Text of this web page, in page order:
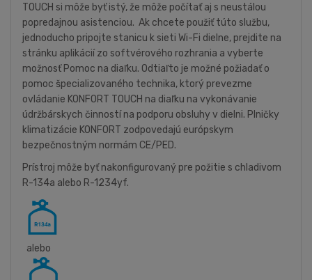
TOUCH si môže byť istý, že môže počítať aj s neustálou
popredajnou asistenciou. Ak chcete použiť túto službu,
jednoducho pripojte stanicu k sieti Wi-Fi dielne, prejdite na
stránku aplikácií zo softvérového rozhrania a vyberte
možnosť Pomoc na diaľku. Odtiaľto je možné požiadať o
pomoc špecializovaného technika, ktorý prevezme
ovládanie KONFORT TOUCH na diaľku na vykonávanie
údržbárskych činností na podporu obsluhy v dielni. Plničky
klimatizácie KONFORT zodpovedajú európskym
bezpečnostným normám CE/PED.
Prístroj môže byť nakonfigurovaný pre požitie s chladivom
R-134a alebo R-1234yf.
alebo